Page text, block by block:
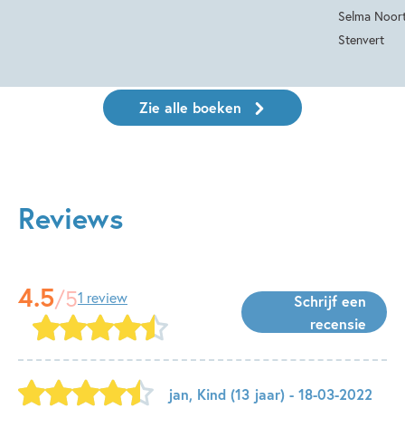
Selma
Stenvert
Zie alle boeken
Reviews
4.5/51 review
Schrijf een
recensie
jan, Kind (13 jaar) - 18-03-2022